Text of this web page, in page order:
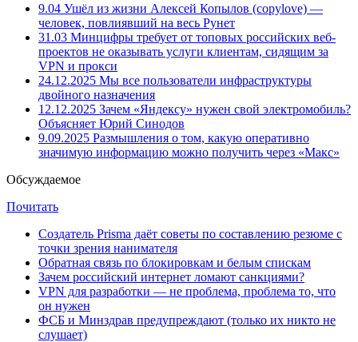
9.04 Ушёл из жизни Алексей Копылов (copylove) —
человек, повлиявший на весь Рунет
31.03 Минцифры требует от топовых российских веб-
проектов не оказывать услуги клиентам, сидящим за
VPN и прокси
24.12.2025 Мы все пользователи инфраструктуры
двойного назначения
12.12.2025 Зачем «Яндексу» нужен свой электромобиль?
Объясняет Юрий Синодов
9.09.2025 Размышления о том, какую оперативно
значимую информацию можно получить через «Макс»
Обсуждаемое
Почитать
Создатель Prisma даёт советы по составлению резюме с
точки зрения нанимателя
Обратная связь по блокировкам и белым спискам
Зачем российский интернет ломают санкциями?
VPN для разработки — не проблема, проблема то, что
он нужен
ФСБ и Минздрав предупреждают (только их никто не
слушает)